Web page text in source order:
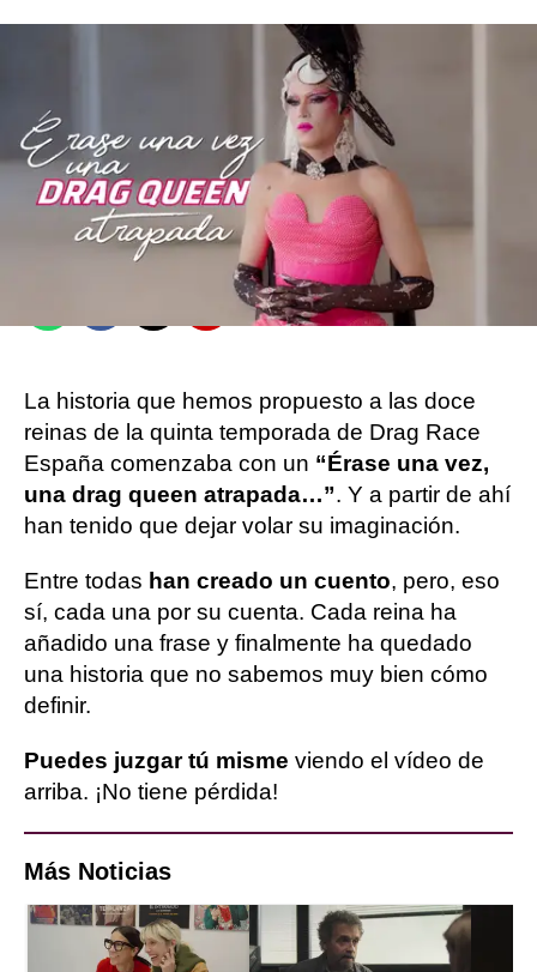
Sara Ruiz |
Ximena Rodero
Publicado: 15 de septiembre de 2025, 15:55
Flipboard
La historia que hemos propuesto a las doce
reinas de la quinta temporada de Drag Race
España comenzaba con un “Érase una vez,
una drag queen atrapada…”. Y a partir de ahí
han tenido que dejar volar su imaginación.
Entre todas han creado un cuento, pero, eso
sí, cada una por su cuenta. Cada reina ha
añadido una frase y finalmente ha quedado
una historia que no sabemos muy bien cómo
definir.
Puedes juzgar tú misme viendo el vídeo de
arriba. ¡No tiene pérdida!
Más Noticias